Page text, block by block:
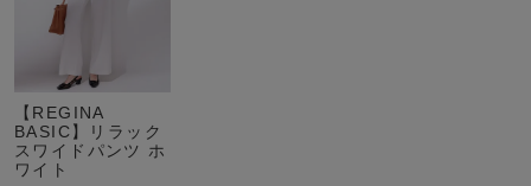
【REGINA
BASIC】リラック
スワイドパンツ ホ
ワイト